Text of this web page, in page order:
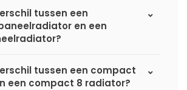
tussen een
en een
tussen een compact
een compact 8 radiator?